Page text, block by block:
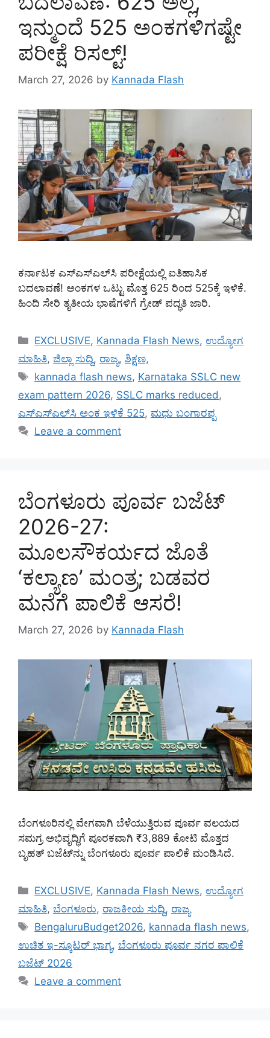
ಇನ್ಮುಂದೆ 525 ಅಂಕಗಳಿಗಷ್ಟೇ
ಪರೀಕ್ಷೆ ರಿಸಲ್ಟ್!
March 27, 2026 by Kannada Flash
ಕರ್ನಾಟಕ ಎಸ್‌ಎಸ್‌ಎಲ್‌ಸಿ ಪರೀಕ್ಷೆಯಲ್ಲಿ ಐತಿಹಾಸಿಕ
ಬದಲಾವಣೆ! ಅಂಕಗಳ ಒಟ್ಟು ಮೊತ್ತ 625 ರಿಂದ 525ಕ್ಕೆ ಇಳಿಕೆ.
ಹಿಂದಿ ಸೇರಿ ತೃತೀಯ ಭಾಷೆಗಳಿಗೆ ಗ್ರೇಡ್ ಪದ್ಧತಿ ಜಾರಿ.
Categories
EXCLUSIVE, Kannada Flash News, ಉದ್ಯೋಗ
ಮಾಹಿತಿ, ಜಿಲ್ಲಾ ಸುದ್ದಿ, ರಾಜ್ಯ, ಶಿಕ್ಷಣ,
Tags
kannada flash news, Karnataka SSLC new
exam pattern 2026, SSLC marks reduced,
ಎಸ್‌ಎಸ್‌ಎಲ್‌ಸಿ ಅಂಕ ಇಳಿಕೆ 525, ಮಧು ಬಂಗಾರಪ್ಪ
Leave a comment
ಬೆಂಗಳೂರು ಪೂರ್ವ ಬಜೆಟ್
2026-27:
ಮೂಲಸೌಕರ್ಯದ ಜೊತೆ
‘ಕಲ್ಯಾಣ’ ಮಂತ್ರ; ಬಡವರ
ಮನೆಗೆ ಪಾಲಿಕೆ ಆಸರೆ!
March 27, 2026 by Kannada Flash
ಬೆಂಗಳೂರಿನಲ್ಲಿ ವೇಗವಾಗಿ ಬೆಳೆಯುತ್ತಿರುವ ಪೂರ್ವ ವಲಯದ
ಸಮಗ್ರ ಅಭಿವೃದ್ಧಿಗೆ ಪೂರಕವಾಗಿ ₹3,889 ಕೋಟಿ ಮೊತ್ತದ
ಬೃಹತ್ ಬಜೆಟ್‌ನ್ನು ಬೆಂಗಳೂರು ಪೂರ್ವ ಪಾಲಿಕೆ ಮಂಡಿಸಿದೆ.
Categories
EXCLUSIVE, Kannada Flash News, ಉದ್ಯೋಗ
ಮಾಹಿತಿ, ಬೆಂಗಳೂರು, ರಾಜಕೀಯ ಸುದ್ದಿ, ರಾಜ್ಯ
Tags
BengaluruBudget2026, kannada flash news,
ಉಚಿತ ಇ-ಸ್ಕೂಟರ್ ಭಾಗ್ಯ, ಬೆಂಗಳೂರು ಪೂರ್ವ ನಗರ ಪಾಲಿಕೆ
ಬಜೆಟ್ 2026
Leave a comment